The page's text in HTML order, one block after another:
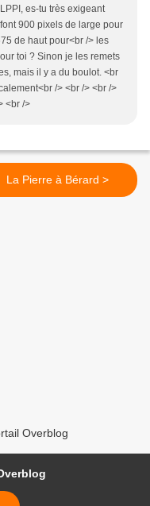
es-tu très exigeant
900 pixels de large pour
de haut pour<br /> les
toi ? Sinon je les remets
mais il y a du boulot. <br
/> <br /> <br />
<br />
La Pierre à Bérard >
Overblog